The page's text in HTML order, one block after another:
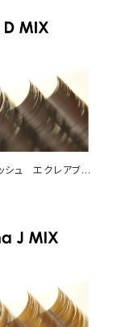
シュ エクレアブラ
MIX